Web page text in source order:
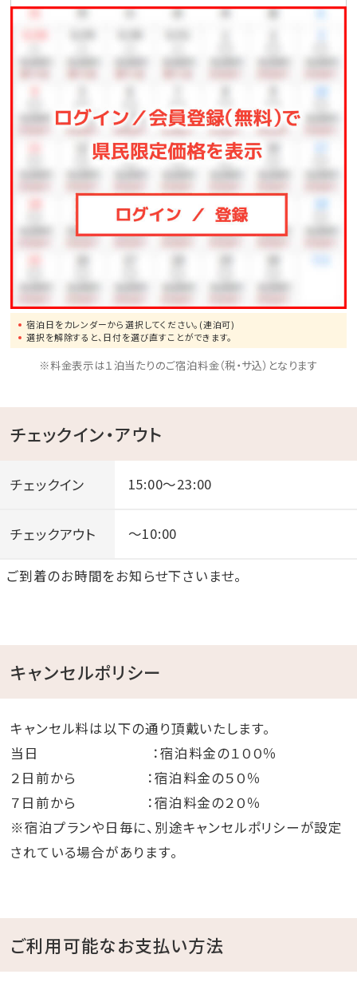
●歴代琉球王の居城・首里城まで、車で約60分
宿泊日をカレンダーから選択してください。(連泊可)
選択を解除すると、日付を選び直すことができます。
※料金表示は１泊当たりのご宿泊料金（税・サ込）となります
チェックイン・アウト
チェックイン 15:00～23:00
チェックアウト ～10:00
ご到着のお時間をお知らせ下さいませ。
キャンセルポリシー
キャンセル料は以下の通り頂戴いたします。
当日 ：宿泊料金の１００％
２日前から ：宿泊料金の５０％
７日前から ：宿泊料金の２０％
※宿泊プランや日毎に、別途キャンセルポリシーが設定
されている場合があります。
ご利用可能なお支払い方法